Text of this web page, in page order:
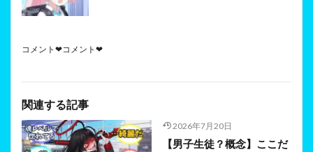
コメント❤コメント❤
関連する記事
2026年7月20日
【男子生徒？概念】ここだ